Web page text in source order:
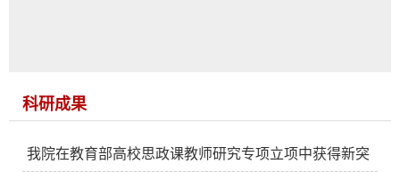
科研成果
我院在教育部高校思政课教师研究专项立项中获得新突